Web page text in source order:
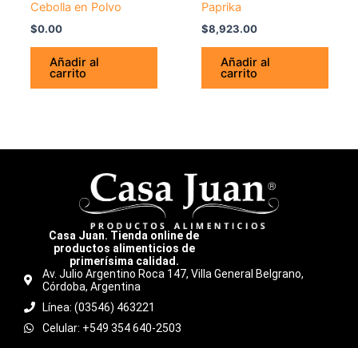
Cebolla en Polvo
$0.00
Añadir al
carrito
Paprika
$8,923.00
Añadir al
carrito
Casa Juan. Tienda online de
productos alimenticios de
primerísima calidad.
Av. Julio Argentino Roca 147, Villa General Belgrano,
Córdoba, Argentina
Línea: (03546) 463221
Celular: +549 354 640-2503